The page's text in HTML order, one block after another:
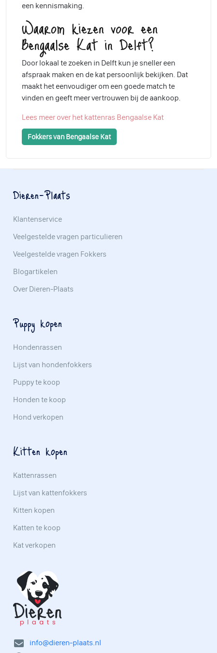
een kennismaking.
Waarom kiezen voor een
Bengaalse Kat in Delft?
Door lokaal te zoeken in Delft kun je sneller een
afspraak maken en de kat persoonlijk bekijken. Dat
maakt het eenvoudiger om een goede match te
vinden en geeft meer vertrouwen bij de aankoop.
Lees meer over het kattenras Bengaalse Kat
Fokkers van Bengaalse Kat
info@dieren-plaats.nl
Dieren-Plaats
Klantenservice
Veelgestelde vragen particulieren
Veelgestelde vragen Fokkers
Blogartikelen
Over Dieren-Plaats
Puppy kopen
Hondenrassen
Lijst van hondenfokkers
Puppy te koop
Honden te koop
Hond verkopen
Kitten kopen
Kattenrassen
Lijst van kattenfokkers
Kitten kopen
Katten te koop
Kat verkopen